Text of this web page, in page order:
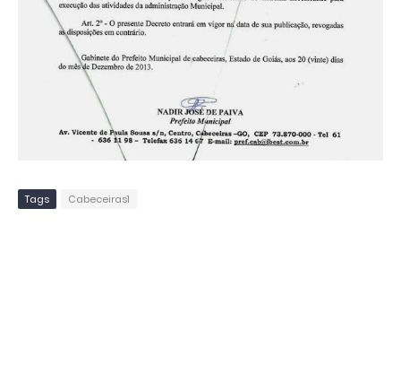
Tags Cabeceiras1